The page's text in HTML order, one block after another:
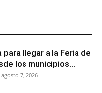
para llegar a la Feria de
los municipios...
agosto 7, 2026